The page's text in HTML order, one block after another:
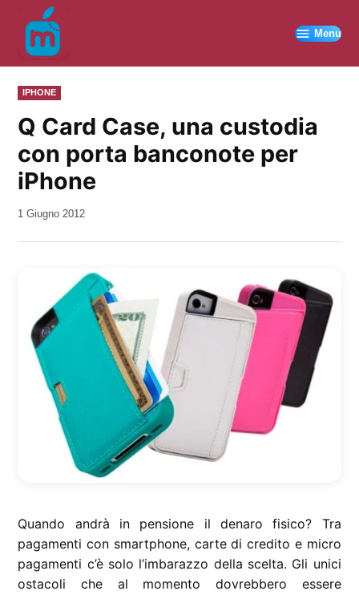
contenuto
Menu
PUBBLICATO
IN
IPHONE
Q Card Case, una custodia
con porta banconote per
iPhone
da
1 Giugno 2012
Quando andrà in pensione il denaro fisico? Tra
pagamenti con smartphone, carte di credito e micro
pagamenti c’è solo l’imbarazzo della scelta. Gli unici
ostacoli che al momento dovrebbero essere